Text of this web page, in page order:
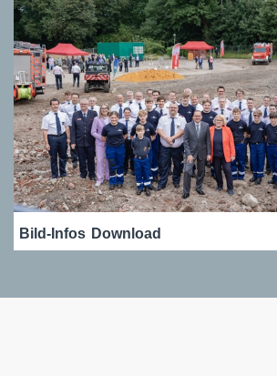
Bild-Infos Download